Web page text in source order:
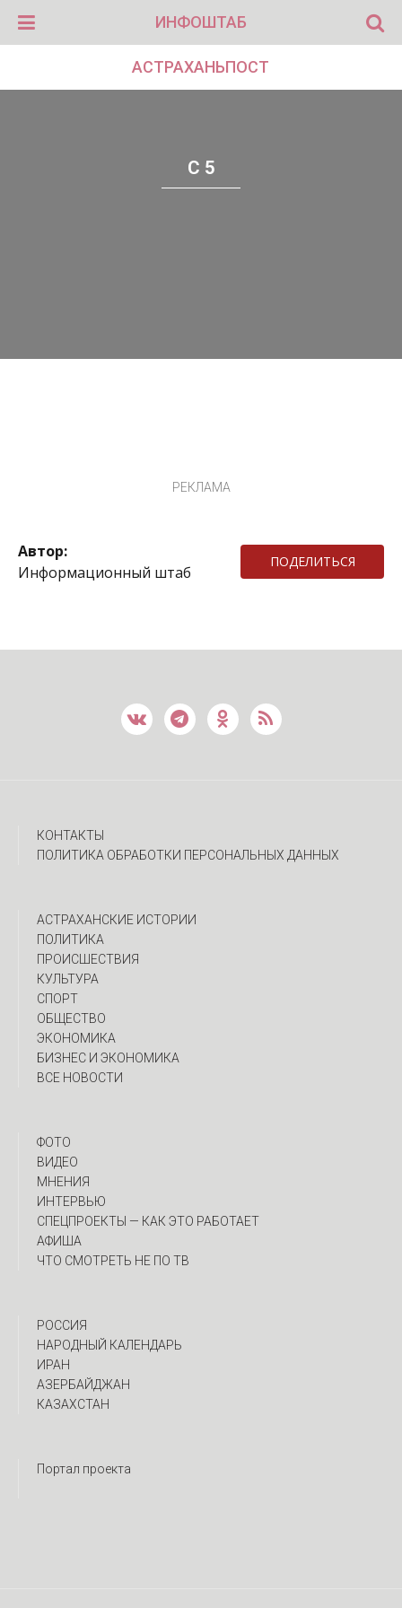
ИНФОШТАБ
АСТРАХАНЬПОСТ
С 5
РЕКЛАМА
Автор:
Информационный штаб
ПОДЕЛИТЬСЯ
КОНТАКТЫ
ПОЛИТИКА ОБРАБОТКИ ПЕРСОНАЛЬНЫХ ДАННЫХ
АСТРАХАНСКИЕ ИСТОРИИ
ПОЛИТИКА
ПРОИСШЕСТВИЯ
КУЛЬТУРА
СПОРТ
ОБЩЕСТВО
ЭКОНОМИКА
БИЗНЕС И ЭКОНОМИКА
ВСЕ НОВОСТИ
ФОТО
ВИДЕО
МНЕНИЯ
ИНТЕРВЬЮ
CПЕЦПРОЕКТЫ — КАК ЭТО РАБОТАЕТ
АФИША
ЧТО СМОТРЕТЬ НЕ ПО ТВ
РОССИЯ
НАРОДНЫЙ КАЛЕНДАРЬ
ИРАН
АЗЕРБАЙДЖАН
КАЗАХСТАН
Портал проекта